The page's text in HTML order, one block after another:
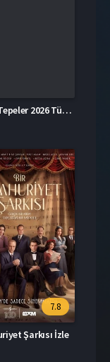
Uğultulu Tepeler 2026 Türkçe Dublaj İzle
7.8
Şarkısı İzle